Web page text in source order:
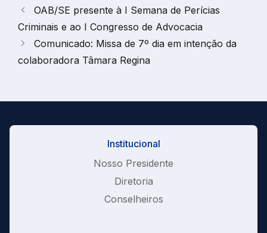
OAB/SE presente à I Semana de Perícias
Criminais e ao I Congresso de Advocacia
Comunicado: Missa de 7º dia em intenção da
colaboradora Tâmara Regina
Institucional
Nosso Presidente
Diretoria
Conselheiros